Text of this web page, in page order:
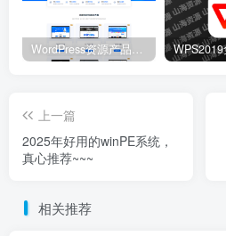
WordPress资源产品展示类主题 官网主题 CeoNova-Pro_v4.4
上一篇
2025年好用的winPE系统，
真心推荐~~~
相关推荐